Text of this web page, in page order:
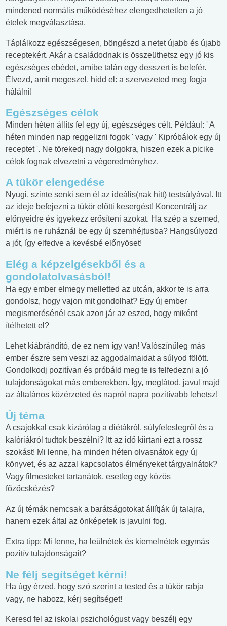
mindened normális működéséhez elengedhetetlen a jó
ételek megválasztása.
Táplálkozz egészségesen, böngészd a netet újabb és újabb
receptekért. Akár a családodnak is összeüthetsz egy jó kis
egészséges ebédet, amibe talán egy desszert is belefér.
Élvezd, amit megeszel, hidd el: a szervezeted meg fogja
hálálni!
Egészséges célok
Minden héten állíts fel egy új, egészséges célt. Például: ' A
héten minden nap reggelizni fogok ' vagy ' Kipróbálok egy új
receptet '. Ne törekedj nagy dolgokra, hiszen ezek a picike
célok fognak elvezetni a végeredményhez.
A tükör elengedése
Nyugi, szinte senki sem él az ideális(nak hitt) testsúlyával. Itt
az ideje befejezni a tükör előtti kesergést! Koncentrálj az
előnyeidre és igyekezz erősíteni azokat. Ha szép a szemed,
miért is ne ruháznál be egy új szemhéjtusba? Hangsúlyozd
a jót, így elfedve a kevésbé előnyöset!
Elég a képzelgésekből és a
gondolatolvasásból!
Ha egy ember elmegy melletted az utcán, akkor te is arra
gondolsz, hogy vajon mit gondolhat? Egy új ember
megismerésénél csak azon jár az eszed, hogy miként
ítélhetett el?
Lehet kiábrándító, de ez nem így van! Valószínűleg más
ember észre sem veszi az aggodalmaidat a súlyod fölött.
Gondolkodj pozitívan és próbáld meg te is felfedezni a jó
tulajdonságokat más emberekben. Így, meglátod, javul majd
az általános közérzeted és napról napra pozitívabb lehetsz!
Új téma
A csajokkal csak kizárólag a diétákról, súlyfeleslegről és a
kalóriákról tudtok beszélni? Itt az idő kiirtani ezt a rossz
szokást! Mi lenne, ha minden héten olvasnátok egy új
könyvet, és az azzal kapcsolatos élményeket tárgyalnátok?
Vagy filmesteket tartanátok, esetleg egy közös
főzőcskézés?
Az új témák nemcsak a barátságotokat állítják új talajra,
hanem ezek által az önképetek is javulni fog.
Extra tipp: Mi lenne, ha leülnétek és kiemelnétek egymás
pozitív tulajdonságait?
Ne félj segítséget kérni!
Ha úgy érzed, hogy szó szerint a tested és a tükör rabja
vagy, ne habozz, kérj segítséget!
Keresd fel az iskolai pszichológust vagy beszélj egy